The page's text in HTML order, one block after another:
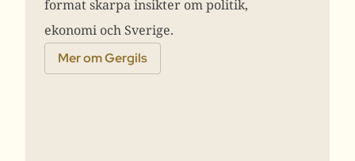
format skarpa insikter om politik,
ekonomi och Sverige.
Mer om Gergils